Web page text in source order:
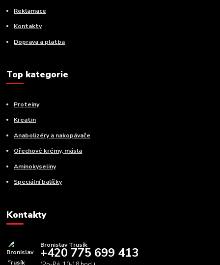
Reklamace
Kontakty
Doprava a platba
Top kategorie
Proteiny
Kreatin
Anabolizéry a nakopávače
Ořechové krémy, másla
Aminokyseliny
Speciální balíčky
Kontakty
Bronislav Trusík
+420 775 699 413